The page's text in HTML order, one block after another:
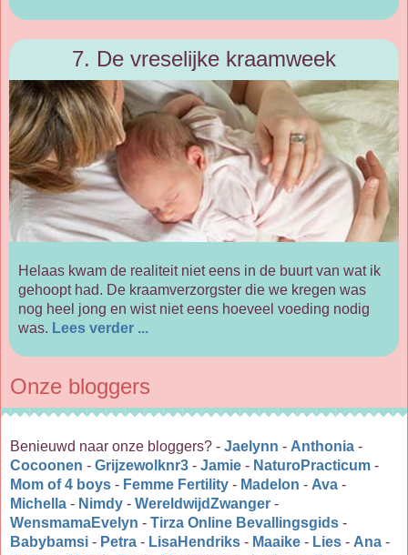
7. De vreselijke kraamweek
Helaas kwam de realiteit niet eens in de buurt van wat ik
gehoopt had. De kraamverzorgster die we kregen was
nog heel jong en wist niet eens hoeveel voeding nodig
was. Lees verder ...
Onze bloggers
Benieuwd naar onze bloggers? - Jaelynn - Anthonia -
Cocoonen - Grijzewolknr3 - Jamie - NaturoPracticum -
Mom of 4 boys - Femme Fertility - Madelon - Ava -
Michella - Nimdy - WereldwijdZwanger -
WensmamaEvelyn - Tirza Online Bevallingsgids -
Babybamsi - Petra - LisaHendriks - Maaike - Lies - Ana -